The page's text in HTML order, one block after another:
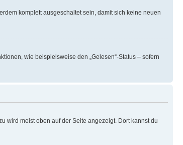
komplett ausgeschaltet sein, damit sich keine neuen
wie beispielsweise den „Gelesen“-Status – sofern
wird meist oben auf der Seite angezeigt. Dort kannst du